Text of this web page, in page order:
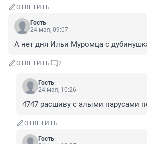
ОТВЕТИТЬ
Гость
24 мая, 09:07
А нет дня Ильи Муромца с
ОТВЕТИТЬ 2
Гость
24 мая, 10:26
4747 расшиву с алыми парусами
ОТВЕТИТЬ
Гость